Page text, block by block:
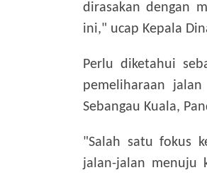
dirasakan dengan
ini," ucap Kepala
Perlu diketahui
pemeliharaan
Sebangau Kuala,
"Salah satu fokus
jalan-jalan menuju